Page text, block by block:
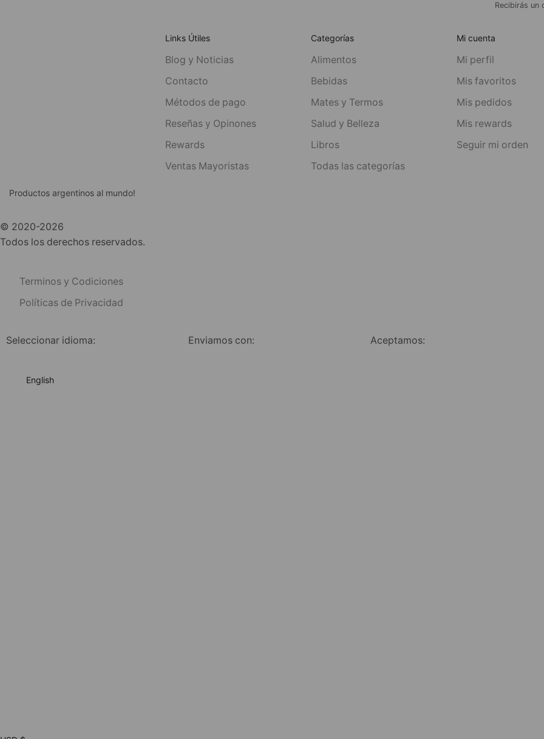
Recibirás un
Productos argentinos al mundo!
© 2020-2026
Todos los derechos reservados.
Terminos y Codiciones
Políticas de Privacidad
Links Útiles
Blog y Noticias
Contacto
Métodos de pago
Reseñas y Opinones
Rewards
Ventas Mayoristas
Categorías
Alimentos
Bebidas
Mates y Termos
Salud y Belleza
Libros
Todas las categorías
Mi cuenta
Mi perfil
Mis favoritos
Mis pedidos
Mis rewards
Seguir mi orden
Seleccionar idioma:
English
Enviamos con: Aceptamos: